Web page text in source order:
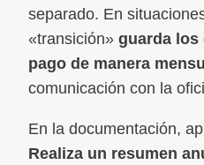
separado. En
«transición» guarda los
pago de manera
comunicación con la
En la documentación,
Realiza un resumen